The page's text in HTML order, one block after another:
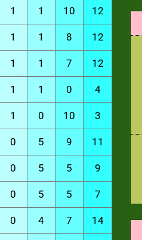
1 1 10 12
1 1 8 12
1 1 7 12
1 1 0 4
1 0 10 3
0 5 9 11
0 5 5 9
0 5 5 7
0 4 7 14